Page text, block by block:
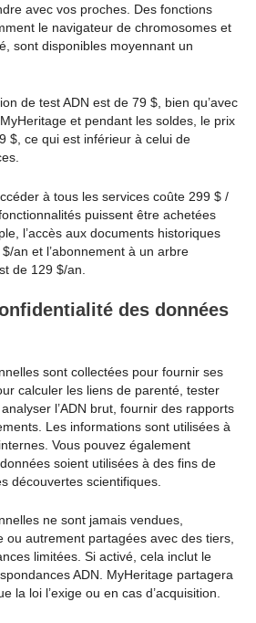
avec vos proches. Des fonctions
le navigateur de chromosomes et
sont disponibles moyennant un
de test ADN est de 79 $, bien qu’avec
et pendant les soldes, le prix
$, ce qui est inférieur à celui de
à tous les services coûte 299 $ /
puissent être achetées
l’accès aux documents historiques
an et l’abonnement à un arbre
de 129 $/an.
des données
sont collectées pour fournir ses
calculer les liens de parenté, tester
l’ADN brut, fournir des rapports
Les informations sont utilisées à
Vous pouvez également
soient utilisées à des fins de
découvertes scientifiques.
ne sont jamais vendues,
ou autrement partagées avec des tiers,
limitées. Si activé, cela inclut le
ADN. MyHeritage partagera
la loi l’exige ou en cas d’acquisition.